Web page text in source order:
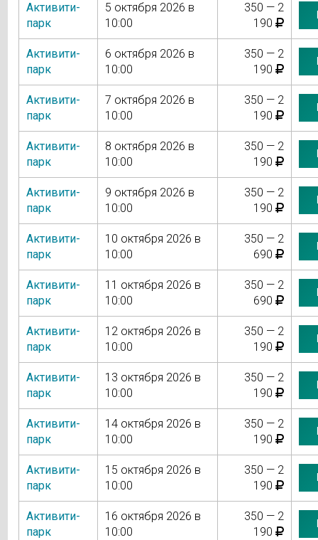
Активити-
парк
5 октября 2026 в
10:00
350 — 2
190
Активити-
парк
6 октября 2026 в
10:00
350 — 2
190
Активити-
парк
7 октября 2026 в
10:00
350 — 2
190
Активити-
парк
8 октября 2026 в
10:00
350 — 2
190
Активити-
парк
9 октября 2026 в
10:00
350 — 2
190
Активити-
парк
10 октября 2026 в
10:00
350 — 2
690
Активити-
парк
11 октября 2026 в
10:00
350 — 2
690
Активити-
парк
12 октября 2026 в
10:00
350 — 2
190
Активити-
парк
13 октября 2026 в
10:00
350 — 2
190
Активити-
парк
14 октября 2026 в
10:00
350 — 2
190
Активити-
парк
15 октября 2026 в
10:00
350 — 2
190
Активити-
парк
16 октября 2026 в
10:00
350 — 2
190